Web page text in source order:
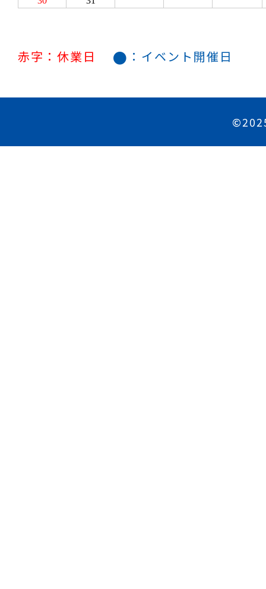
赤字：休業日 ● ：イベント開催日